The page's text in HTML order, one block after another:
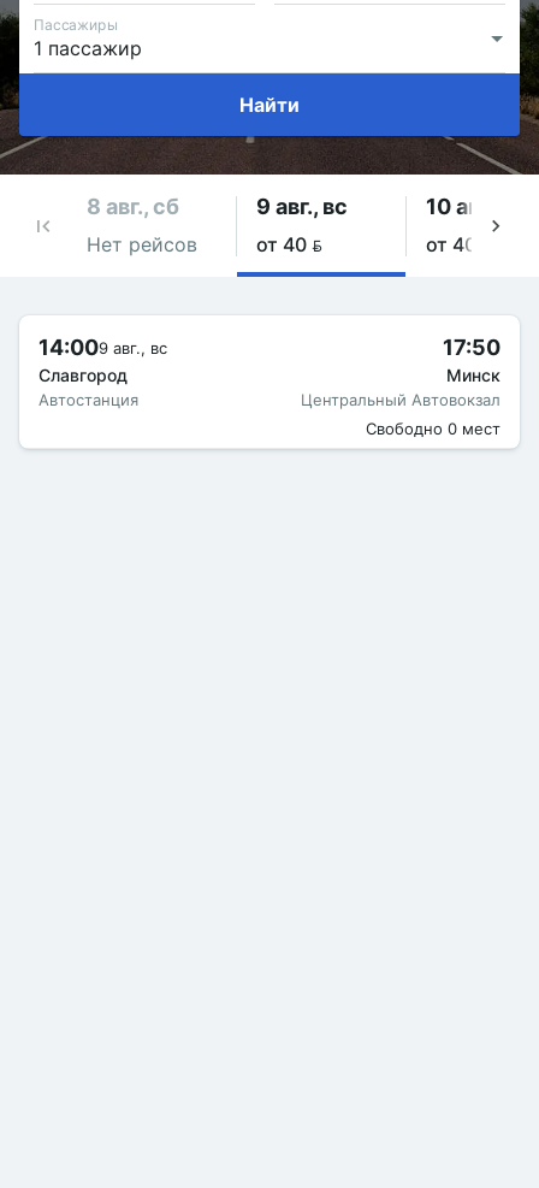
Пассажиры
Найти
8 авг., сб
Нет рейсов
9 авг., вс
от 40 
10 авг., пн
от 40 
14:009 авг., вс
Славгород
Автостанция
17:50
Минск
Центральный Автовокзал
Свободно 0 мест